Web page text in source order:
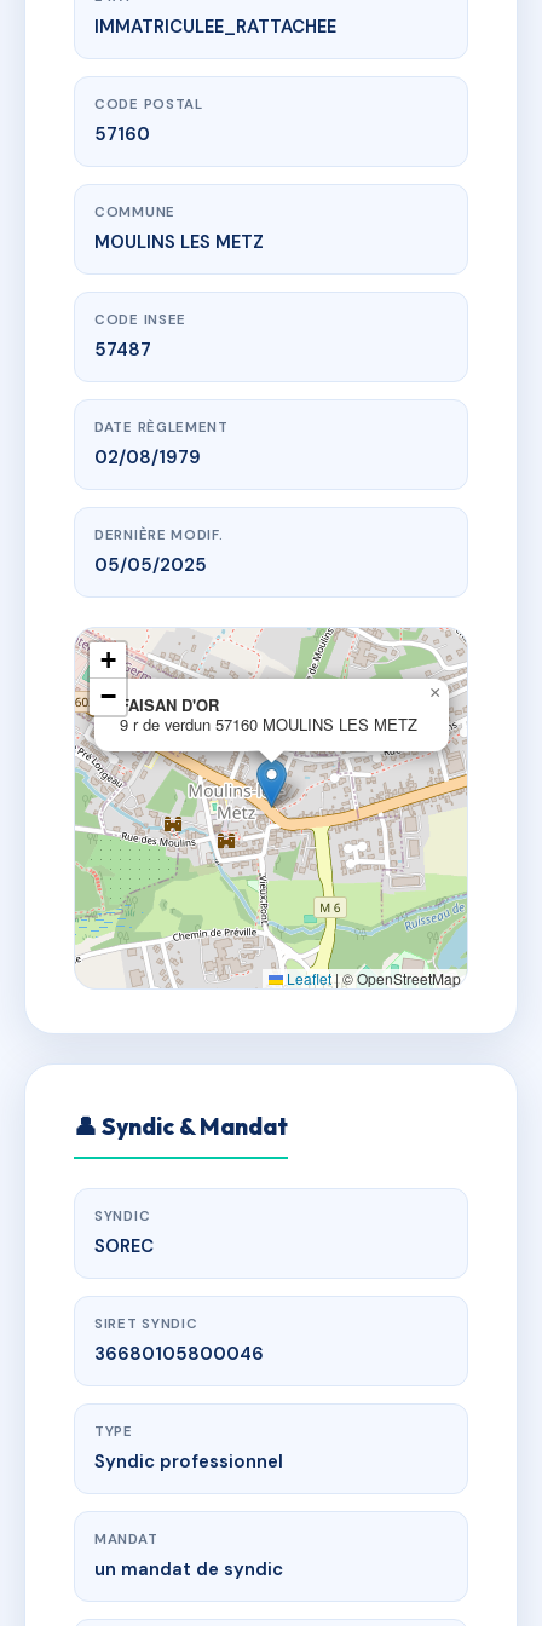
www.vme.plus/AC6495170
FAISAN D'OR
9 r de verdun57160 MOULINS LES METZ
IMMATRICULEE_RATTACHEE
CODE POSTAL
57160
COMMUNE
MOULINS LES METZ
CODE INSEE
57487
DATE RÈGLEMENT
02/08/1979
DERNIÈRE MODIF.
05/05/2025
FAISAN D'OR
9 r de verdun 57160 MOULINS LES METZ
×
+
−
Leaflet|© OpenStreetMap
👤 Syndic & Mandat
SYNDIC
SOREC
SIRET SYNDIC
36680105800046
TYPE
Syndic professionnel
MANDAT
un mandat de syndic